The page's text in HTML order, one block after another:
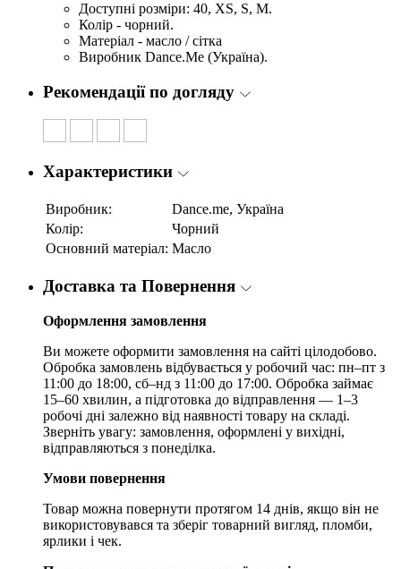
Доступні розміри: 40, XS, S, M.
Колір - чорний.
Матеріал - масло / сітка
Виробник Dance.Me (Україна).
Рекомендації по догляду
Характеристики
Виробник:
Dance.me, Україна
Колір:
Чорний
Основний матеріал: Масло
Доставка та Повернення
Оформлення замовлення
Ви можете оформити замовлення на сайті цілодобово.
Обробка замовлень відбувається у робочий час: пн–пт з
11:00 до 18:00, сб–нд з 11:00 до 17:00. Обробка займає
15–60 хвилин, а підготовка до відправлення — 1–3
робочі дні залежно від наявності товару на складі.
Зверніть увагу: замовлення, оформлені у вихідні,
відправляються з понеділка.
Умови повернення
Товар можна повернути протягом 14 днів, якщо він не
використовувався та зберіг товарний вигляд, пломби,
ярлики і чек.